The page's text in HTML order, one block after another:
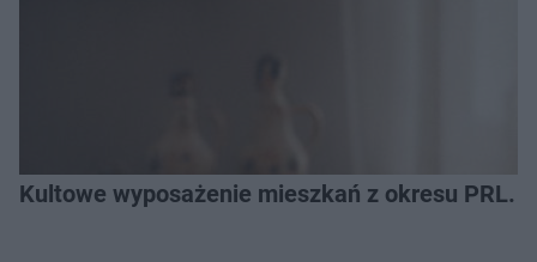
Kultowe wyposażenie mieszkań z okresu PRL.